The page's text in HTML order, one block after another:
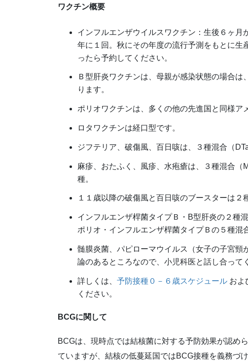
ワクチン概要
インフルエンザウイルスワクチン：生後６ヶ
年に１回。秋にその年度の流行予測をもとに生
ったら予約してください。
Ｂ型肝炎ワクチンは、母親が感染状態の場合
ります。
ポリオワクチンは、多くの他の先進国と同様ア
ロタワクチンは経口型です。
ジフテリア、破傷風、百日咳は、３種混合（
麻疹、おたふく、風疹、水疱瘡は、３種混合
種。
１１歳以降の破傷風と百日咳のブースターは２
インフルエンザ桿菌タイプＢ・B型肝炎の２種
ポリオ・インフルエンザ桿菌タイプＢの５種混
髄膜炎菌、パピローマウイルス（女子の子宮
論のあるところなので、小児科医と話し合って
詳しくは、 予防接種０－６歳スケジュール およ
ください。
BCGに関して
BCGは、現時点では結核菌に対する予防効果が認め
ていますが、結核の低蔓延国ではBCG接種を義務づ